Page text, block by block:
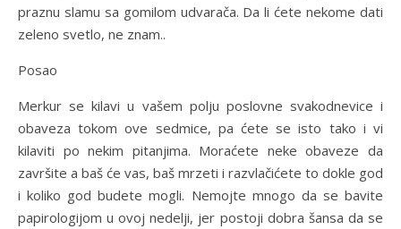
praznu slamu sa gomilom udvarača. Da li ćete nekome dati
zeleno svetlo, ne znam..
Posao
Merkur se kilavi u vašem polju poslovne svakodnevice i
obaveza tokom ove sedmice, pa ćete se isto tako i vi
kilaviti po nekim pitanjima. Moraćete neke obaveze da
završite a baš će vas, baš mrzeti i razvlačićete to dokle god
i koliko god budete mogli. Nemojte mnogo da se bavite
papirologijom u ovoj nedelji, jer postoji dobra šansa da se